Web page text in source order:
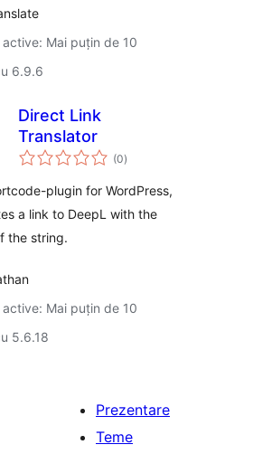
active: Mai puțin de 10
6.9.6
Direct Link
Translator
(0total
aprecieri
)
plugin for WordPress,
a link to DeepL with the
the string.
active: Mai puțin de 10
5.6.18
Prezentare
Teme